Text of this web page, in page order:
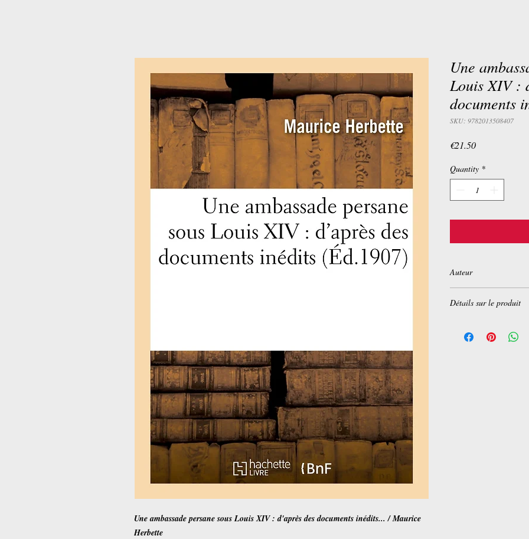
Une ambassade persane sous Louis XIV : d'après des documents inédits... / Maurice
Herbette
Une
Louis XIV :
documents
SKU: 9782013508407
€21.50Price
Quantity *
Auteur
Détails sur le produit
Editeur : Hachette